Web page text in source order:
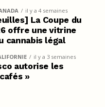
il y a 4 semaines
La Coupe du
offre une vitrine
cannabis légal
il y a 3 semaines
autorise les
»